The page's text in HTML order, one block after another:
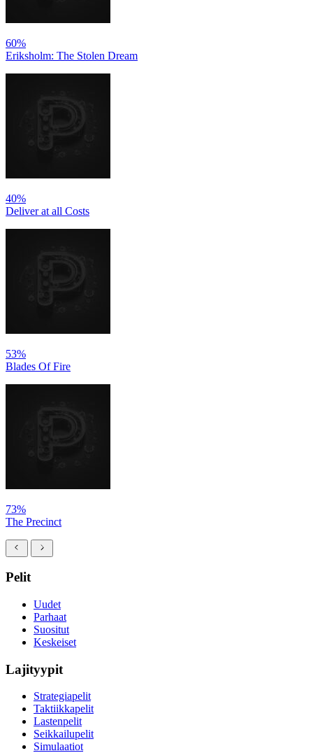
60%
Eriksholm: The Stolen Dream
40%
Deliver at all Costs
53%
Blades Of Fire
73%
The Precinct
Pelit
Uudet
Parhaat
Suositut
Keskeiset
Lajityypit
Strategiapelit
Taktiikkapelit
Lastenpelit
Seikkailupelit
Simulaatiot